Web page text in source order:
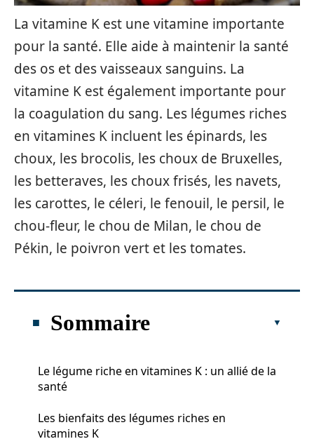
La vitamine K est une vitamine importante
pour la santé. Elle aide à maintenir la santé
des os et des vaisseaux sanguins. La
vitamine K est également importante pour
la coagulation du sang. Les légumes riches
en vitamines K incluent les épinards, les
choux, les brocolis, les choux de Bruxelles,
les betteraves, les choux frisés, les navets,
les carottes, le céleri, le fenouil, le persil, le
chou-fleur, le chou de Milan, le chou de
Pékin, le poivron vert et les tomates.
Sommaire
Le légume riche en vitamines K : un allié de la
santé
Les bienfaits des légumes riches en
vitamines K